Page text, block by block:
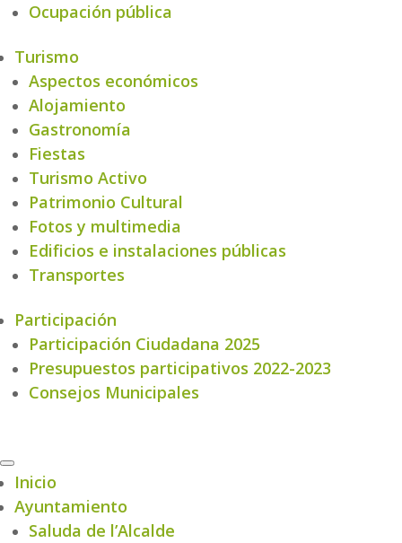
Ocupación pública
Turismo
Aspectos económicos
Alojamiento
Gastronomía
Fiestas
Turismo Activo
Patrimonio Cultural
Fotos y multimedia
Edificios e instalaciones públicas
Transportes
Participación
Participación Ciudadana 2025
Presupuestos participativos 2022-2023
Consejos Municipales
Inicio
Ayuntamiento
Saluda de l’Alcalde